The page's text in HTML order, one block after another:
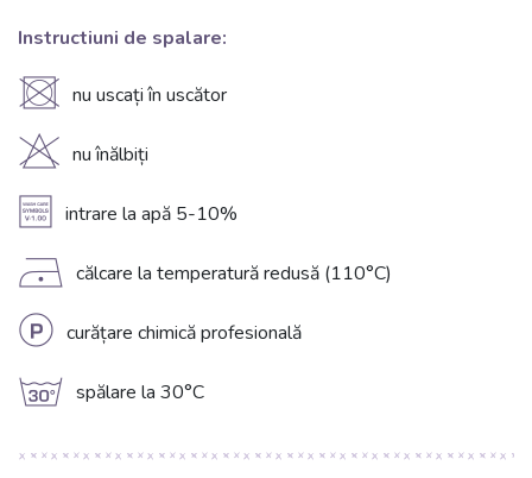
Instructiuni de spalare:
U nu uscați în uscător
H nu înălbiți
A intrare la apă 5-10%
D călcare la temperatură redusă (110°C)
L curățare chimică profesională
g spălare la 30°C